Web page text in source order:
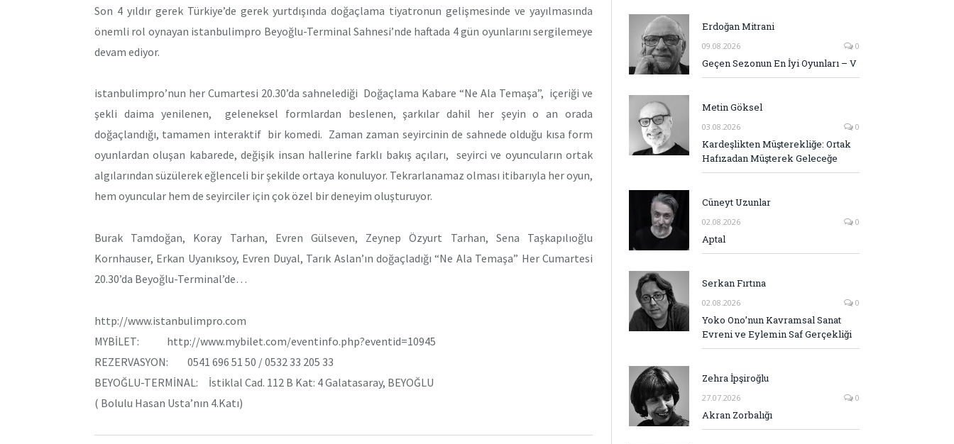
Son 4 yıldır gerek Türkiye’de gerek yurtdışında doğaçlama tiyatronun gelişmesinde ve yayılmasında
önemli rol oynayan istanbulimpro Beyoğlu-Terminal Sahnesi’nde haftada 4 gün oyunlarını sergilemeye
devam ediyor.
istanbulimpro’nun her Cumartesi 20.30’da sahnelediği Doğaçlama Kabare “Ne Ala Temaşa”, içeriği ve
şekli daima yenilenen, geleneksel formlardan beslenen, şarkılar dahil her şeyin o an orada
doğaçlandığı, tamamen interaktif bir komedi. Zaman zaman seyircinin de sahnede olduğu kısa form
oyunlardan oluşan kabarede, değişik insan hallerine farklı bakış açıları, seyirci ve oyuncuların ortak
algılarından süzülerek eğlenceli bir şekilde ortaya konuluyor. Tekrarlanamaz olması itibarıyla her oyun,
hem oyuncular hem de seyirciler için çok özel bir deneyim oluşturuyor.
Burak Tamdoğan, Koray Tarhan, Evren Gülseven, Zeynep Özyurt Tarhan, Sena Taşkapılıoğlu
Kornhauser, Erkan Uyanıksoy, Evren Duyal, Tarık Aslan’ın doğaçladığı “Ne Ala Temaşa” Her Cumartesi
20.30’da Beyoğlu-Terminal’de…
http://www.istanbulimpro.com
MYBİLET: http://www.mybilet.com/eventinfo.php?eventid=10945
REZERVASYON: 0541 696 51 50 / 0532 33 205 33
BEYOĞLU-TERMİNAL: İstiklal Cad. 112 B Kat: 4 Galatasaray, BEYOĞLU
( Bolulu Hasan Usta’nın 4.Katı)
Erdoğan Mitrani
09.08.2026 0
Geçen Sezonun En İyi Oyunları – V
Metin Göksel
03.08.2026 0
Kardeşlikten Müşterekliğe: Ortak
Hafızadan Müşterek Geleceğe
Cüneyt Uzunlar
02.08.2026 0
Aptal
Serkan Fırtına
02.08.2026 0
Yoko Ono’nun Kavramsal Sanat
Evreni ve Eylemin Saf Gerçekliği
Zehra İpşiroğlu
27.07.2026 0
Akran Zorbalığı